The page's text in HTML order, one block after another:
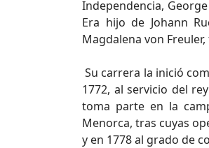
Independencia,
Era hijo de Johann
Magdalena von
Su carrera la inició
1772, al servicio del
toma parte en la
Menorca, tras cuyas
y en 1778 al grado de